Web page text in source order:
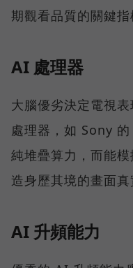
期觀看品質的關鍵指
AI 處理器
大腦優劣決定電視
處理器，如 Sony
純堆疊算力，而能
造身歷其境的畫面真
AI 升頻能力